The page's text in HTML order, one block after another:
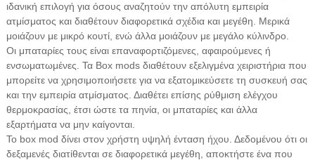
ιδανική επιλογή για όσους αναζητούν την απόλυτη εμπειρία
ατμίσματος και διαθέτουν διαφορετικά σχέδια και μεγέθη. Μερικά
μοιάζουν με μικρό κουτί, ενώ άλλα μοιάζουν με μεγάλο κύλινδρο.
Οι μπαταρίες τους είναι επαναφορτιζόμενες, αφαιρούμενες ή
ενσωματωμένες. Τα Box mods διαθέτουν εξελιγμένα χειριστήρια που
μπορείτε να χρησιμοποιήσετε για να εξατομικεύσετε τη συσκευή σας
και την εμπειρία ατμίσματος. Διαθέτει επίσης ρύθμιση ελέγχου
θερμοκρασίας, έτσι ώστε τα πηνία, οι μπαταρίες και άλλα
εξαρτήματα να μην καίγονται.
Το box mod δίνει στον χρήστη υψηλή ένταση ήχου. Δεδομένου ότι οι
δεξαμενές διατίθενται σε διαφορετικά μεγέθη, αποκτήστε ένα που